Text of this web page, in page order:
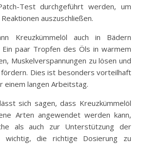
Test durchgeführt werden, um
auszuschließen.
Kreuzkümmelöl auch in Bädern
paar Tropfen des Öls in warmem
Muskelverspannungen zu lösen und
Dies ist besonders vorteilhaft
einem langen Arbeitstag.
sich sagen, dass Kreuzkümmelöl
Arten angewendet werden kann,
als auch zur Unterstützung der
wichtig, die richtige Dosierung zu